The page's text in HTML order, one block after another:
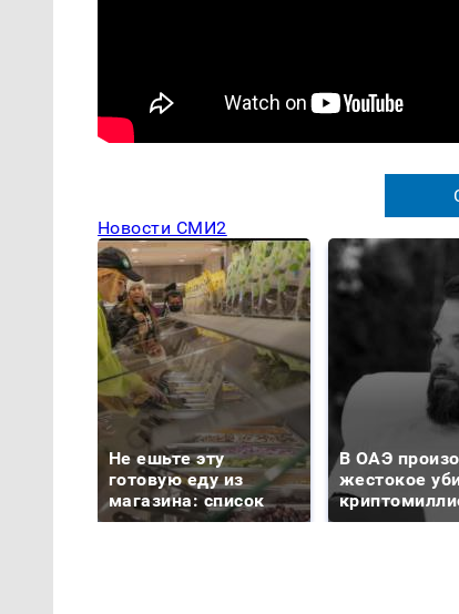
Новости СМИ2
Не ешьте эту
готовую еду из
магазина: список
В ОАЭ
жестокое